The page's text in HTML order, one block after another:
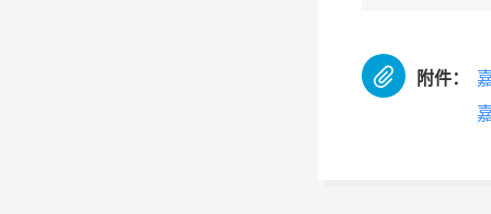
 附件：